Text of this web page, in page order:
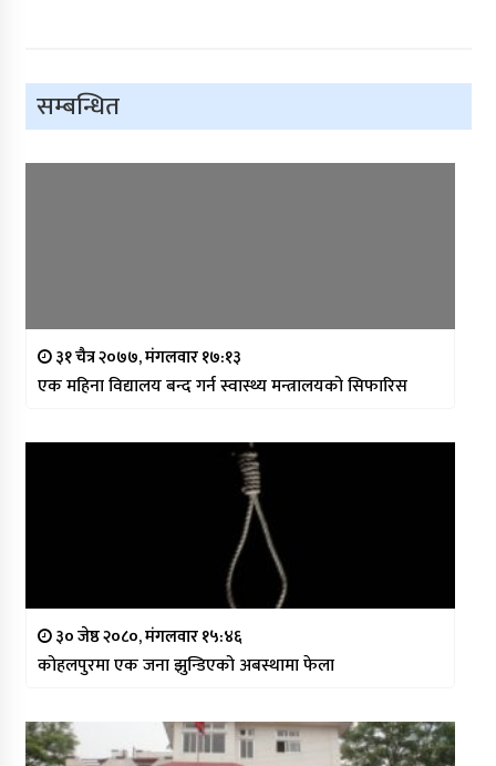
सम्बन्धित
३१ चैत्र २०७७, मंगलवार १७:१३
एक महिना विद्यालय बन्द गर्न स्वास्थ्य मन्त्रालयको सिफारिस
३० जेष्ठ २०८०, मंगलवार १५:४६
कोहलपुरमा एक जना झुन्डिएको अबस्थामा फेला